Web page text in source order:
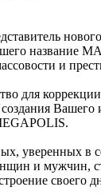
название
и
для
создания
уверенных в
и мужчин,
своего